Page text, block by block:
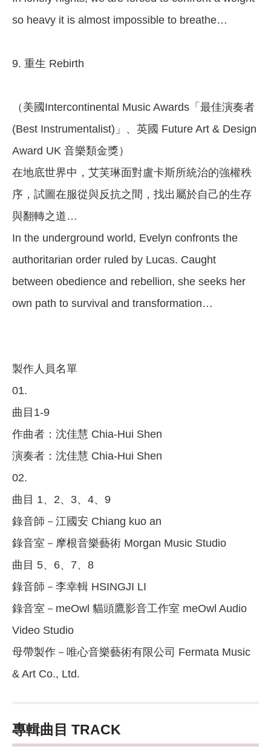
so heavy it is almost impossible to breathe…
9. 重生 Rebirth
（美國Intercontinental Music Awards「最佳演奏者
(Best Instrumentalist)」、英國 Future Art & Design
Award UK 音樂類金獎）
在地底世界中，艾芙琳面對盧卡斯所統治的強權秩
序，試圖在服從與反抗之間，找出屬於自己的生存
與翻轉之道…
In the underground world, Evelyn confronts the
authoritarian order ruled by Lucas. Caught
between obedience and rebellion, she seeks her
own path to survival and transformation…
製作人員名單
01.
曲目1-9
作曲者：沈佳慧 Chia-Hui Shen
演奏者：沈佳慧 Chia-Hui Shen
02.
曲目 1、2、3、4、9
錄音師－江國安 Chiang kuo an
錄音室－摩根音樂藝術 Morgan Music Studio
曲目 5、6、7、8
錄音師－李幸輯 HSINGJI LI
錄音室－meOwl 貓頭鷹影音工作室 meOwl Audio
Video Studio
母帶製作－唯心音樂藝術有限公司 Fermata Music
& Art Co., Ltd.
專輯曲目 TRACK